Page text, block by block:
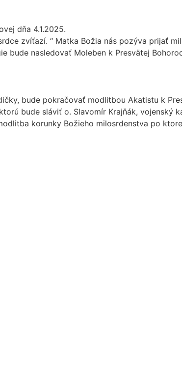
dňa 4.1.2025.
zvíťazí. “ Matka Božia nás pozýva prijať
bude nasledovať Moleben k Presvätej
bude pokračovať modlitbou Akatistu k
bude sláviť o. Slavomír Krajňák, vojenský
korunky Božieho milosrdenstva po